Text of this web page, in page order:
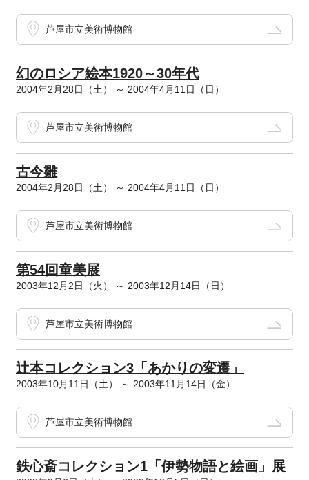
芦屋市立美術博物館
幻のロシア絵本1920～30年代
2004年2月28日（土） ～ 2004年4月11日（日）
芦屋市立美術博物館
古今雛
2004年2月28日（土） ～ 2004年4月11日（日）
芦屋市立美術博物館
第54回童美展
2003年12月2日（火） ～ 2003年12月14日（日）
芦屋市立美術博物館
辻本コレクション3「あかりの変遷」
2003年10月11日（土） ～ 2003年11月14日（金）
芦屋市立美術博物館
鉄心斎コレクション1「伊勢物語と絵画」展